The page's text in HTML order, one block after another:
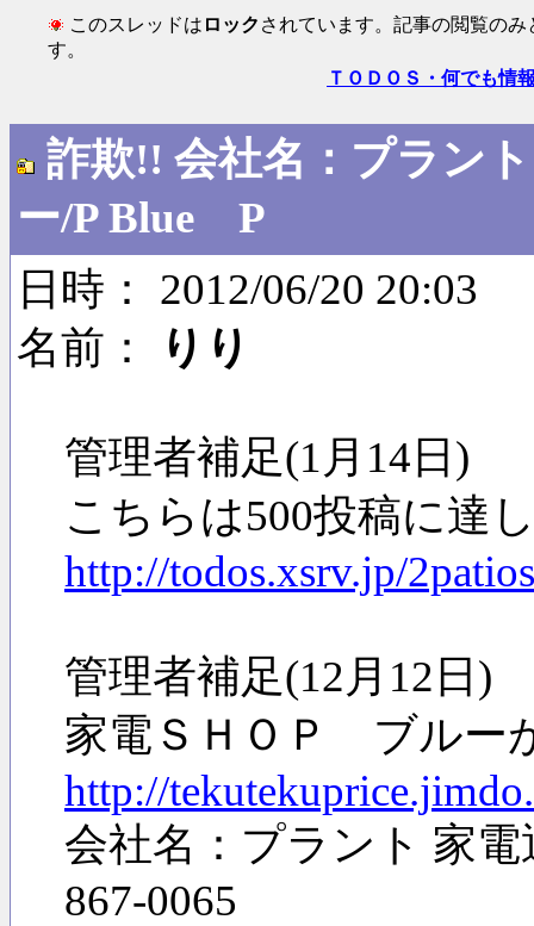
このスレッドは ロック されています。記事の閲覧のみ
す。
ＴＯＤＯＳ・何でも情
詐欺!! 会社名：プラ
ー/P Blue P
日時： 2012/06/20 20:03
名前：
りり
管理者補足(1月14日)
こちらは500投稿に達
http://todos.xsrv.jp/
管理者補足(12月12日
家電ＳＨＯＰ ブルー
http://
会社名：プラント 家
867-0065